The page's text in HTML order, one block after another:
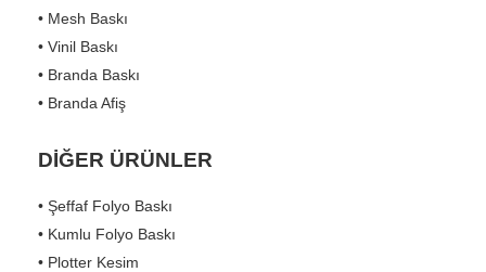
• Mesh Baskı
• Vinil Baskı
• Branda Baskı
• Branda Afiş
DİĞER ÜRÜNLER
• Şeffaf Folyo Baskı
• Kumlu Folyo Baskı
• Plotter Kesim